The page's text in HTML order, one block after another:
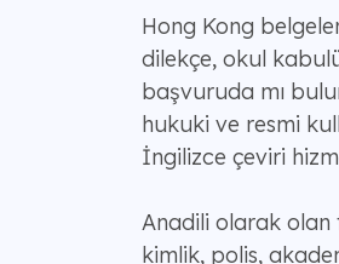
Hong Kong
dilekçe, okul
başvuruda mı
hukuki ve resmi
İngilizce çeviri
Anadili olarak olan
kimlik, polis,